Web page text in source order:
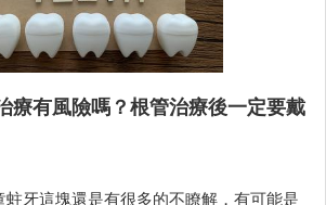
療有風險嗎？根管治療後一定要戴
蛀牙這塊還是有很多的不瞭解，有可能是